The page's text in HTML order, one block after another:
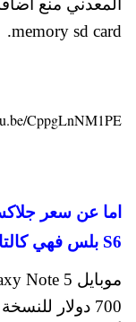
المعدني منع
memory sd card.
CppgLnNM1PE
S6 بلس فهي كالتالي :-